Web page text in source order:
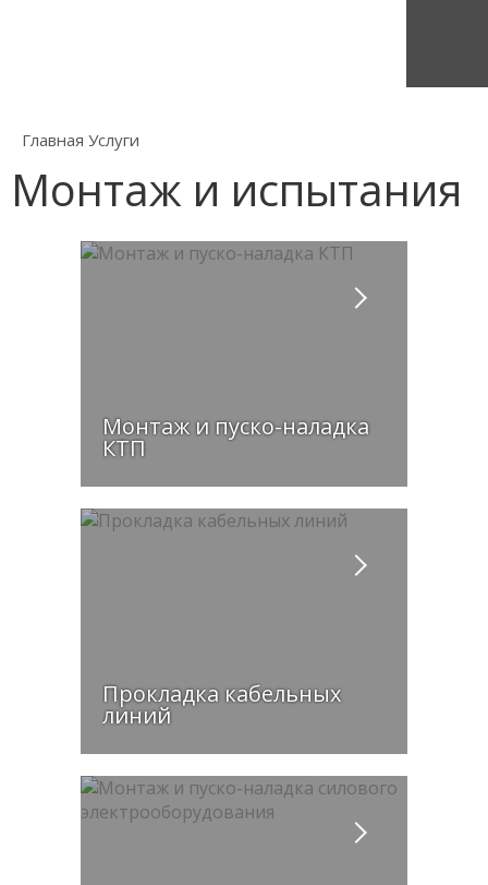
Главная Услуги
Монтаж и испытания
Монтаж и пуско-наладка
КТП
Прокладка кабельных
линий